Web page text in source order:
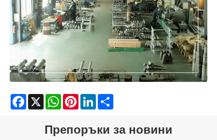
Facebook
X WhatsAppPinterestLinkedIn
Препоръки за новини